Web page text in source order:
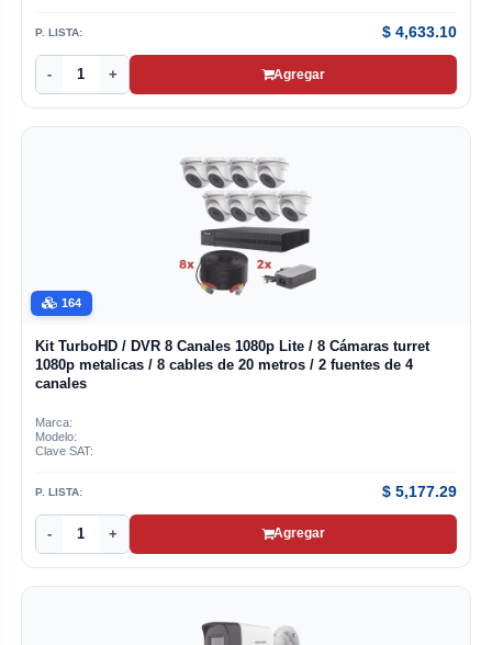
P. LISTA: $ 4,633.10
- + Agregar
164
Kit TurboHD / DVR 8 Canales 1080p Lite / 8 Cámaras turret
1080p metalicas / 8 cables de 20 metros / 2 fuentes de 4
canales
Marca:
Modelo:
Clave SAT:
P. LISTA: $ 5,177.29
- + Agregar